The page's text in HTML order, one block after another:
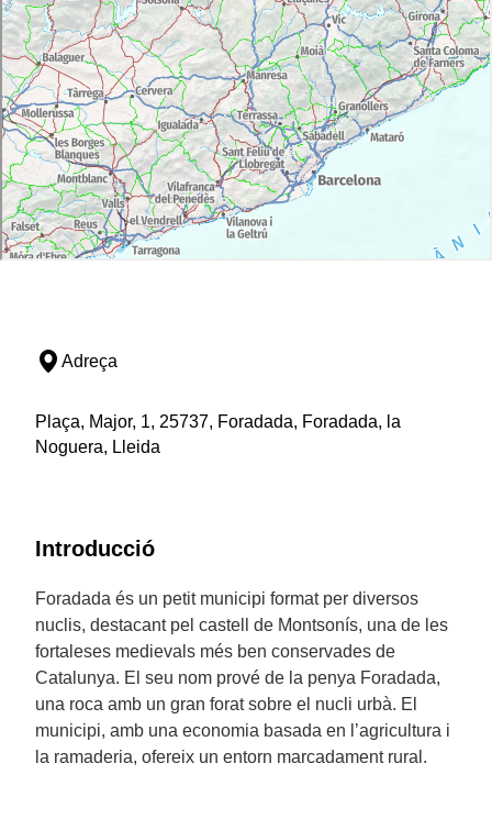
Adreça
Plaça, Major, 1, 25737, Foradada, Foradada, la
Noguera, Lleida
Introducció
Foradada és un petit municipi format per diversos
nuclis, destacant pel castell de Montsonís, una de les
fortaleses medievals més ben conservades de
Catalunya. El seu nom prové de la penya Foradada,
una roca amb un gran forat sobre el nucli urbà. El
municipi, amb una economia basada en l’agricultura i
la ramaderia, ofereix un entorn marcadament rural.